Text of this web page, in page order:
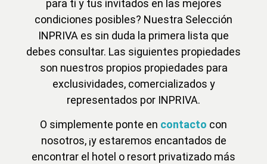
para ti y tus invitados en las mejores
condiciones posibles? Nuestra Selección
INPRIVA es sin duda la primera lista que
debes consultar. Las siguientes propiedades
son nuestros propios propiedades para
exclusividades, comercializados y
representados por INPRIVA.
O simplemente ponte en contacto con
nosotros, ¡y estaremos encantados de
encontrar el hotel o resort privatizado más